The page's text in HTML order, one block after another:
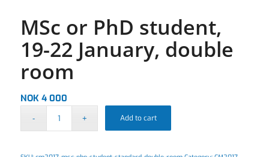
MSc or PhD student,
19-22 January, double
room
NOK4 000
Add to cart